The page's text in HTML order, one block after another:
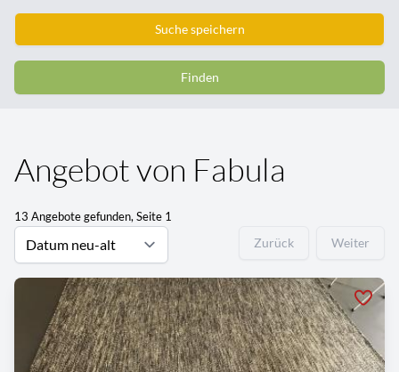
Suche speichern
Finden
Angebot von Fabula
13 Angebote gefunden, Seite 1
Zurück Weiter